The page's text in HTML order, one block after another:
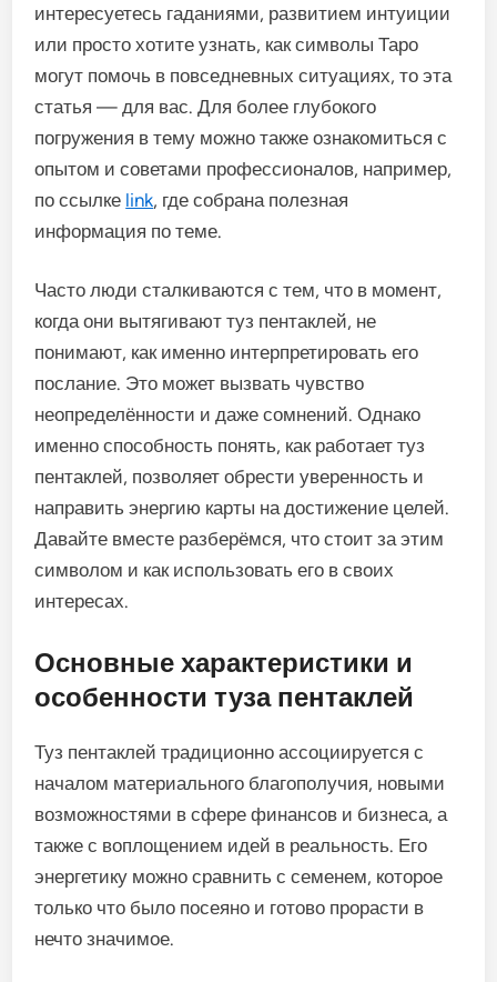
интересуетесь гаданиями, развитием интуиции
или просто хотите узнать, как символы Таро
могут помочь в повседневных ситуациях, то эта
статья — для вас. Для более глубокого
погружения в тему можно также ознакомиться с
опытом и советами профессионалов, например,
по ссылке link, где собрана полезная
информация по теме.
Часто люди сталкиваются с тем, что в момент,
когда они вытягивают туз пентаклей, не
понимают, как именно интерпретировать его
послание. Это может вызвать чувство
неопределённости и даже сомнений. Однако
именно способность понять, как работает туз
пентаклей, позволяет обрести уверенность и
направить энергию карты на достижение целей.
Давайте вместе разберёмся, что стоит за этим
символом и как использовать его в своих
интересах.
Основные характеристики и
особенности туза пентаклей
Туз пентаклей традиционно ассоциируется с
началом материального благополучия, новыми
возможностями в сфере финансов и бизнеса, а
также с воплощением идей в реальность. Его
энергетику можно сравнить с семенем, которое
только что было посеяно и готово прорасти в
нечто значимое.